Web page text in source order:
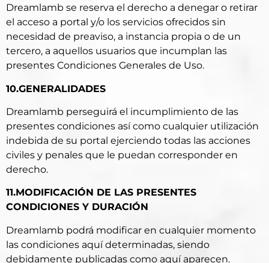
Dreamlamb se reserva el derecho a denegar o retirar
el acceso a portal y/o los servicios ofrecidos sin
necesidad de preaviso, a instancia propia o de un
tercero, a aquellos usuarios que incumplan las
presentes Condiciones Generales de Uso.
10.GENERALIDADES
Dreamlamb perseguirá el incumplimiento de las
presentes condiciones así como cualquier utilización
indebida de su portal ejerciendo todas las acciones
civiles y penales que le puedan corresponder en
derecho.
11.MODIFICACIÓN DE LAS PRESENTES
CONDICIONES Y DURACIÓN
Dreamlamb podrá modificar en cualquier momento
las condiciones aquí determinadas, siendo
debidamente publicadas como aquí aparecen.